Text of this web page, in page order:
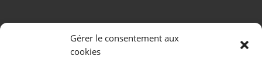
Gérer le consentement aux
cookies